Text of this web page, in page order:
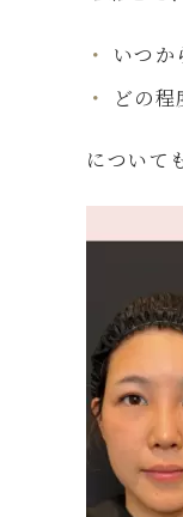
いつか
どの
について